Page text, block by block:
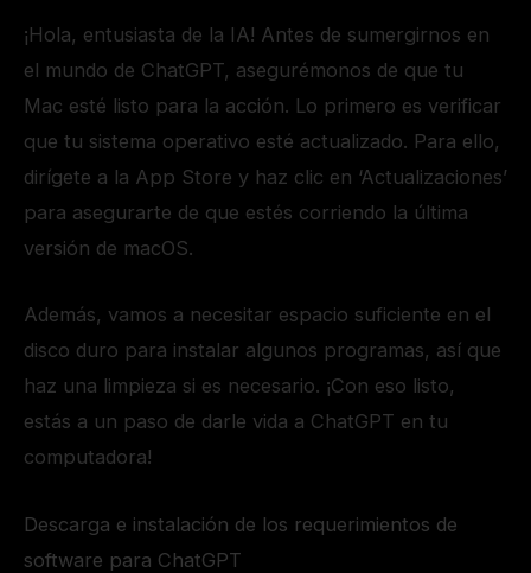
¡Hola, entusiasta de la IA! Antes de sumergirnos en
el mundo de ChatGPT, asegurémonos de que tu
Mac esté listo para la acción. Lo primero es verificar
que tu sistema operativo esté actualizado. Para ello,
dirígete a la App Store y haz clic en ‘Actualizaciones’
para asegurarte de que estés corriendo la última
versión de macOS.
Además, vamos a necesitar espacio suficiente en el
disco duro para instalar algunos programas, así que
haz una limpieza si es necesario. ¡Con eso listo,
estás a un paso de darle vida a ChatGPT en tu
computadora!
Descarga e instalación de los requerimientos de
software para ChatGPT